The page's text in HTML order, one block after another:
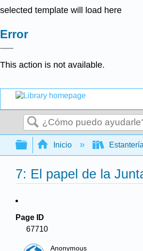
selected template will load here
Error
This action is not available.
Buscar
Expandir/contraer
Inicio Estantería
7: El papel de la
Page ID
67710
Anonymous